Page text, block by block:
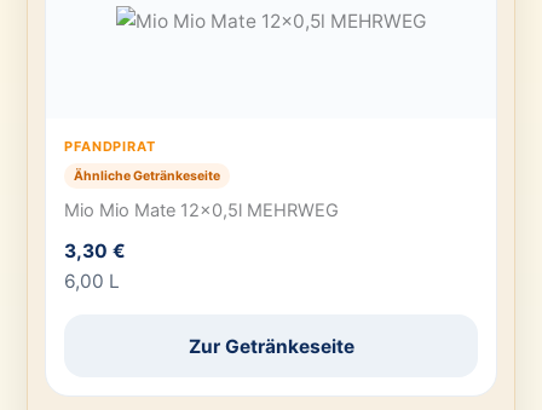
PFANDPIRAT
Ähnliche Getränkeseite
Mio Mio Mate 12×0,5l MEHRWEG
3,30 €
6,00 L
Zur Getränkeseite